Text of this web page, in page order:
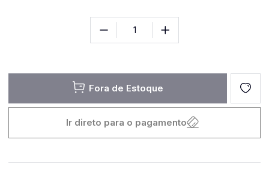
Fora de Estoque
Ir direto para o pagamento